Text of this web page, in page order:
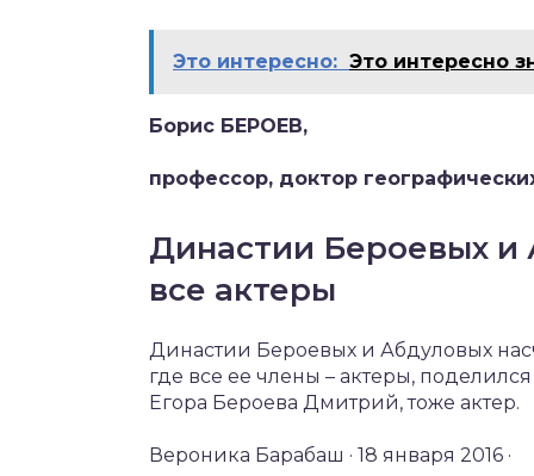
Это интересно: Это интересно
Борис БЕРОЕВ,
профессор, доктор
Династии Бероевых и
все актеры
Династии Бероевых и Абдуловых
где все ее члены – актеры,
Егора Бероева Дмитрий, тоже актер.
Вероника Барабаш · 18 января 2016 ·